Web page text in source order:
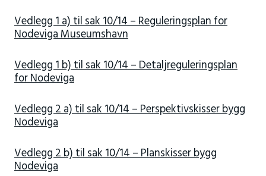
Vedlegg 1 a) til sak 10/14 – Reguleringsplan for
Nodeviga Museumshavn
Vedlegg 1 b) til sak 10/14 – Detaljreguleringsplan
for Nodeviga
Vedlegg 2 a) til sak 10/14 – Perspektivskisser bygg
Nodeviga
Vedlegg 2 b) til sak 10/14 – Planskisser bygg
Nodeviga